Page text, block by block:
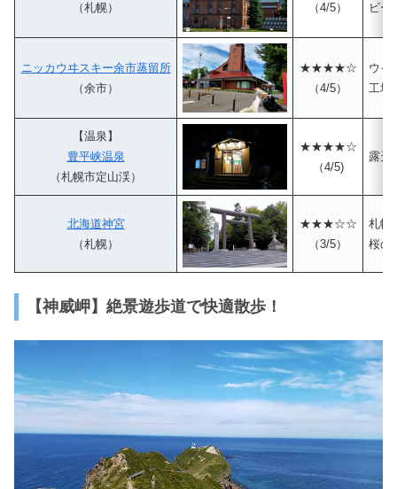
（札幌）
（4/5）
ビー
ニッカウヰスキー余市蒸留所
（余市）
★★★★☆
（4/5）
ウイ
工場
【温泉】
豊平峡温泉
（札幌市定山渓）
★★★★☆
（4/5)
露天
北海道神宮
（札幌）
★★★☆☆
（3/5）
札幌
桜の
【神威岬】絶景遊歩道で快適散歩！